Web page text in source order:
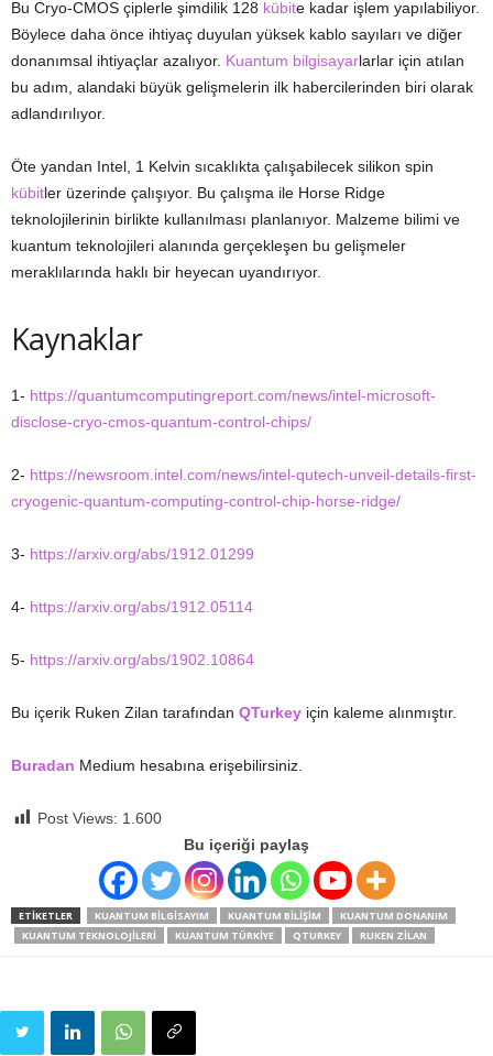
Bu Cryo-CMOS çiplerle şimdilik 128 kübite kadar işlem yapılabiliyor.
Böylece daha önce ihtiyaç duyulan yüksek kablo sayıları ve diğer
donanımsal ihtiyaçlar azalıyor. Kuantum bilgisayarlarlar için atılan
bu adım, alandaki büyük gelişmelerin ilk habercilerinden biri olarak
adlandırılıyor.
Öte yandan Intel, 1 Kelvin sıcaklıkta çalışabilecek silikon spin
kübitler üzerinde çalışıyor. Bu çalışma ile Horse Ridge
teknolojilerinin birlikte kullanılması planlanıyor. Malzeme bilimi ve
kuantum teknolojileri alanında gerçekleşen bu gelişmeler
meraklılarında haklı bir heyecan uyandırıyor.
Kaynaklar
1- https://quantumcomputingreport.com/news/intel-microsoft-
disclose-cryo-cmos-quantum-control-chips/
2- https://newsroom.intel.com/news/intel-qutech-unveil-details-first-
cryogenic-quantum-computing-control-chip-horse-ridge/
3- https://arxiv.org/abs/1912.01299
4- https://arxiv.org/abs/1912.05114
5- https://arxiv.org/abs/1902.10864
Bu içerik Ruken Zilan tarafından QTurkey için kaleme alınmıştır.
Buradan Medium hesabına erişebilirsiniz.
Post Views: 1.600
Bu içeriği paylaş
ETIKETLER KUANTUM BILGISAYIM KUANTUM BILIŞIM
KUANTUM DONANIM
KUANTUM TEKNOLOJILERI
KUANTUM TÜRKIYE QTURKEY RUKEN ZILAN